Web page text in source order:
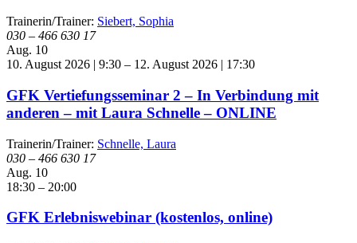
Trainerin/Trainer: Siebert, Sophia
030 – 466 630 17
Aug. 10
10. August 2026 | 9:30 – 12. August 2026 | 17:30
GFK Vertiefungsseminar 2 – In Verbindung mit
anderen – mit Laura Schnelle – ONLINE
Trainerin/Trainer: Schnelle, Laura
030 – 466 630 17
Aug. 10
18:30 – 20:00
GFK Erlebniswebinar (kostenlos, online)